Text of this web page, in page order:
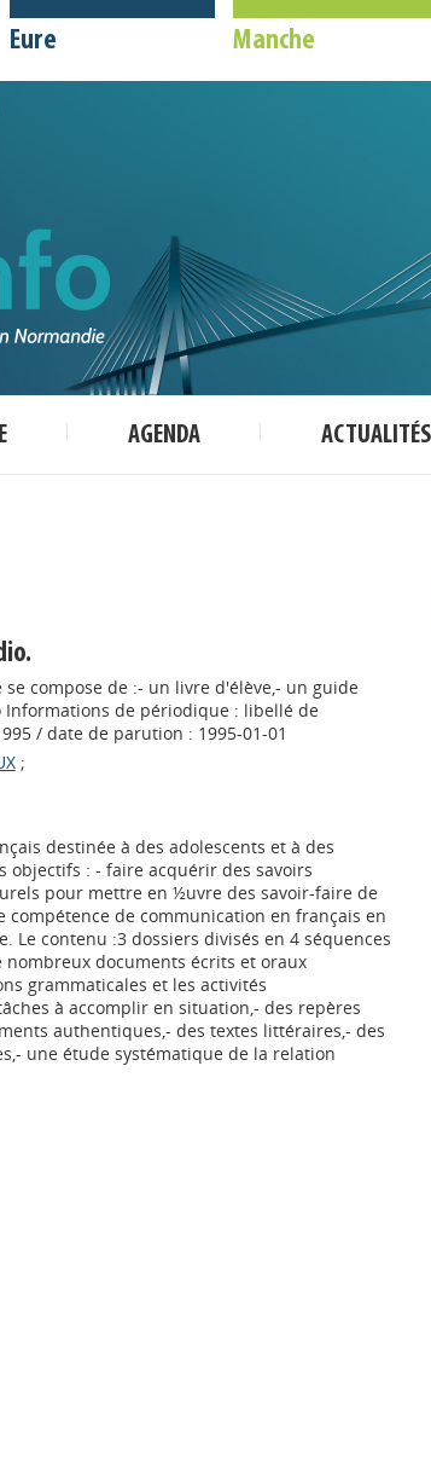
Eure Manche
AGENDA ACTUALITÉS
compose de :- un livre d'élève,- un guide
Informations de périodique : libellé de
/ date de parution : 1995-01-01
;
destinée à des adolescents et à des
objectifs : - faire acquérir des savoirs
pour mettre en ½uvre des savoir-faire de
compétence de communication en français en
Le contenu :3 dossiers divisés en 4 séquences
documents écrits et oraux
grammaticales et les activités
à accomplir en situation,- des repères
authentiques,- des textes littéraires,- des
une étude systématique de la relation